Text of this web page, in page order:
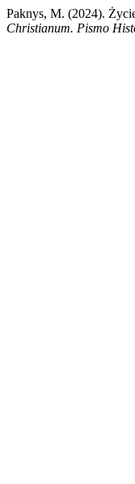
Paknys, M. (2024).
Christianum. Pismo